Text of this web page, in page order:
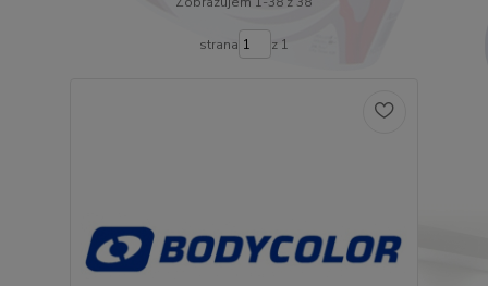
strana z 1